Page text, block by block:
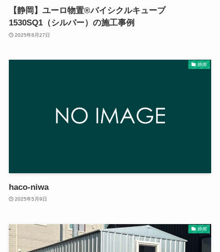
【静岡】ユーロ物置®バイシクルキューブ
1530SQ1（シルバー）の施工事例
2025年8月27日
静岡
haco-niwa
2025年5月9日
静岡